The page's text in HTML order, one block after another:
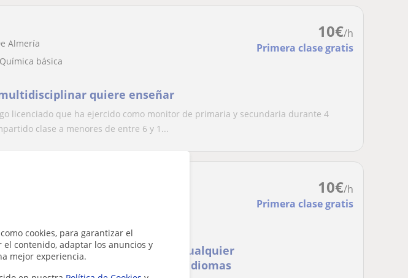
cookies, para garantizar el
contenido, adaptar los anuncios y
mejor experiencia.
10€/h
Primera clase gratis
Almería
básica
quiere enseñar
licenciado que ha ejercido como monitor de primaria y secundaria durante 4
clase a menores de entre 6 y 1...
10€/h
Primera clase gratis
particular con experiencia para cualquier
2 de bachillerato, en ciencias e idiomas